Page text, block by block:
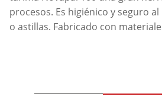
procesos. Es higiénico y seguro
o astillas. Fabricado con